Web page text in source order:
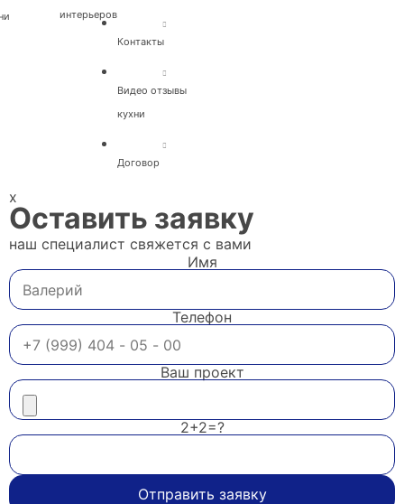
интерьеров
Контакты
Видео отзывы
кухни
Договор
x
Оставить заявку
наш специалист свяжется с вами
Имя
Телефон
Ваш проект
2+2=?
Отправить заявку